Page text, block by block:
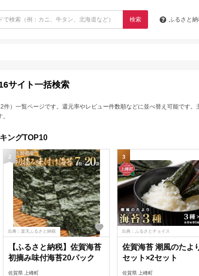
検索 ふるさと
サイト一括検索
）一覧ページです。還元率やレビュー件数順などに並べ替え可能です
ングTOP10
2
出典：楽天ふるさと納税
【ふるさと納税】佐賀海苔
初摘み味付海苔20パック
佐賀県 上峰町
3
出典：ふるさとチョイス
佐賀海苔 潮風のたよ
セット×2セット
佐賀県 上峰町